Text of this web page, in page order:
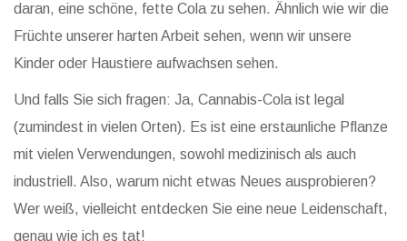
daran, eine schöne, fette Cola zu sehen. Ähnlich wie wir die
Früchte unserer harten Arbeit sehen, wenn wir unsere
Kinder oder Haustiere aufwachsen sehen.
Und falls Sie sich fragen: Ja, Cannabis-Cola ist legal
(zumindest in vielen Orten). Es ist eine erstaunliche Pflanze
mit vielen Verwendungen, sowohl medizinisch als auch
industriell. Also, warum nicht etwas Neues ausprobieren?
Wer weiß, vielleicht entdecken Sie eine neue Leidenschaft,
genau wie ich es tat!